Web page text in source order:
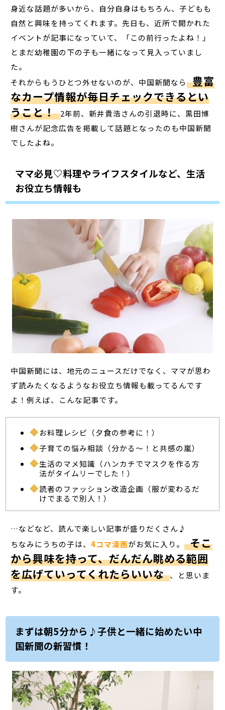
身近な話題が多いから、自分自身はもちろん、子どもも
自然と興味を持ってくれます。先日も、近所で開かれた
イベントが記事になっていて、「この前行ったよね！」
とまだ幼稚園の下の子も一緒になって見入っていまし
た。
それからもうひとつ外せないのが、中国新聞なら 豊富
なカープ情報が毎日チェックできるとい
うこと！ 2年前、新井貴浩さんの引退時に、黒田博
樹さんが記念広告を掲載して話題となったのも中国新聞
でしたよね。
ママ必見♡料理やライフスタイルなど、生活
お役立ち情報も
中国新聞には、地元のニュースだけでなく、ママが思わ
ず読みたくなるようなお役立ち情報も載ってるんです
よ！例えば、こんな記事です。
お料理レシピ（夕食の参考に！）
子育ての悩み相談（分かる～！と共感の嵐）
生活のマメ知識（ハンカチでマスクを作る方
法がタイムリーでした！）
読者のファッション改造企画（服が変わるだ
けでまるで別人！）
…などなど、読んで楽しい記事が盛りだくさん♪
ちなみにうちの子は、4コマ漫画がお気に入り。 そこ
から興味を持って、だんだん眺める範囲
を広げていってくれたらいいな 、と思いま
す。
まずは朝5分から♪子供と一緒に始めたい中
国新聞の新習慣！